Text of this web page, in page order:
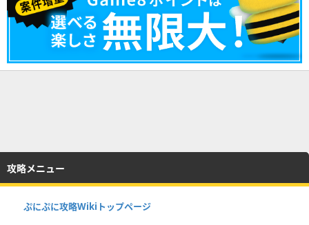
攻略メニュー
ぷにぷに攻略Wikiトップページ